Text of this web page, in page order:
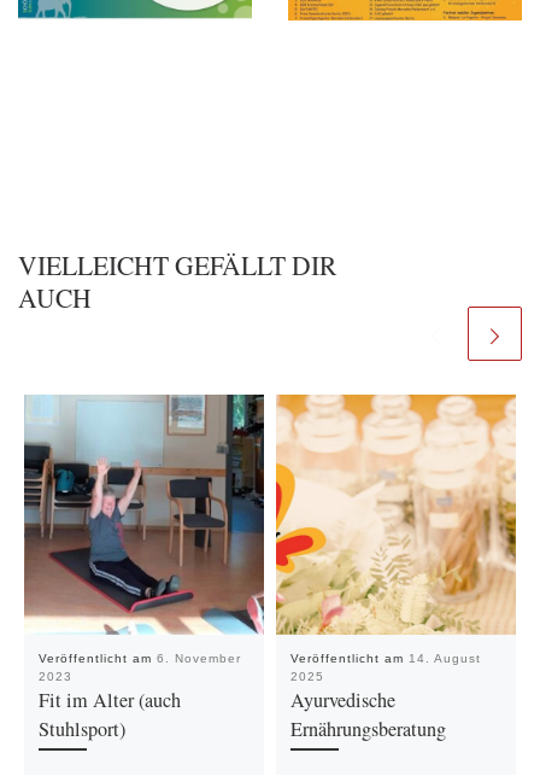
VIELLEICHT GEFÄLLT DIR
AUCH
Veröffentlicht am 6. November
2023
Fit im Alter (auch
Stuhlsport)
Veröffentlicht am 14. August
2025
Ayurvedische
Ernährungsberatung